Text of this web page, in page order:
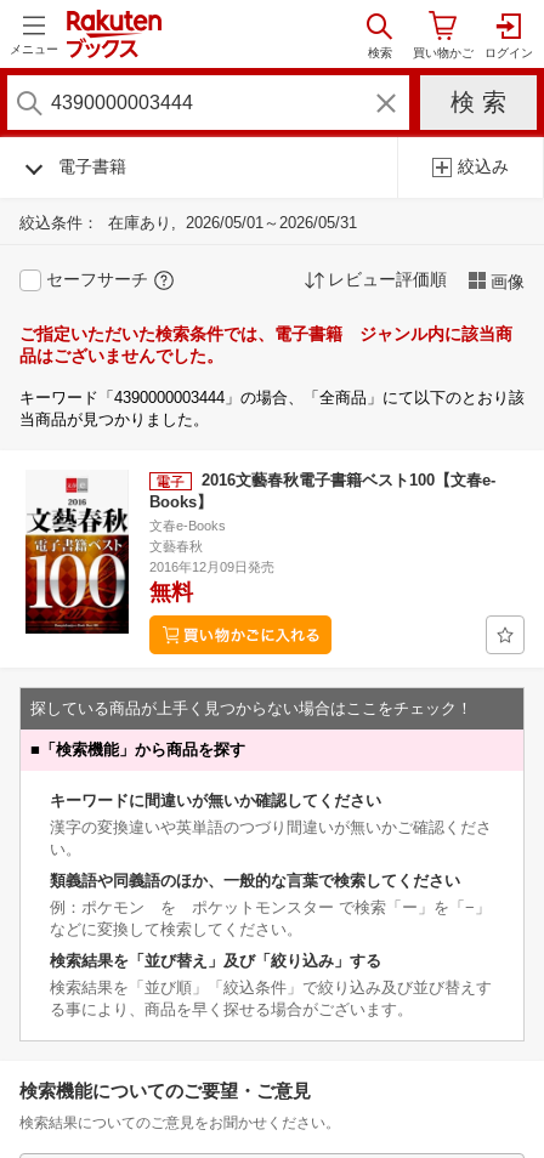
メニュー
電子書籍 絞込み
絞込条件： 在庫あり 2026/05/01～2026/05/31
セーフサーチ レビュー評価順 画像
ご指定いただいた検索条件では、電子書籍 ジャンル内に該当商
品はございませんでした。
キーワード「4390000003444」の場合、「全商品」にて以下のとおり該
当商品が見つかりました。
2016文藝春秋電子書籍ベスト100【文春e-
Books】
文春e-Books
文藝春秋
2016年12月09日発売
無料
探している商品が上手く見つからない場合はここをチェック！
■ 「検索機能」から商品を探す
キーワードに間違いが無いか確認してください
漢字の変換違いや英単語のつづり間違いが無いかご確認くださ
い。
類義語や同義語のほか、一般的な言葉で検索してください
例：ポケモン を ポケットモンスター で検索「ー」を「−」
などに変換して検索してください。
検索結果を「並び替え」及び「絞り込み」する
検索結果を「並び順」「絞込条件」で絞り込み及び並び替えす
る事により、商品を早く探せる場合がございます。
検索機能についてのご要望・ご意見
検索結果についてのご意見をお聞かせください。